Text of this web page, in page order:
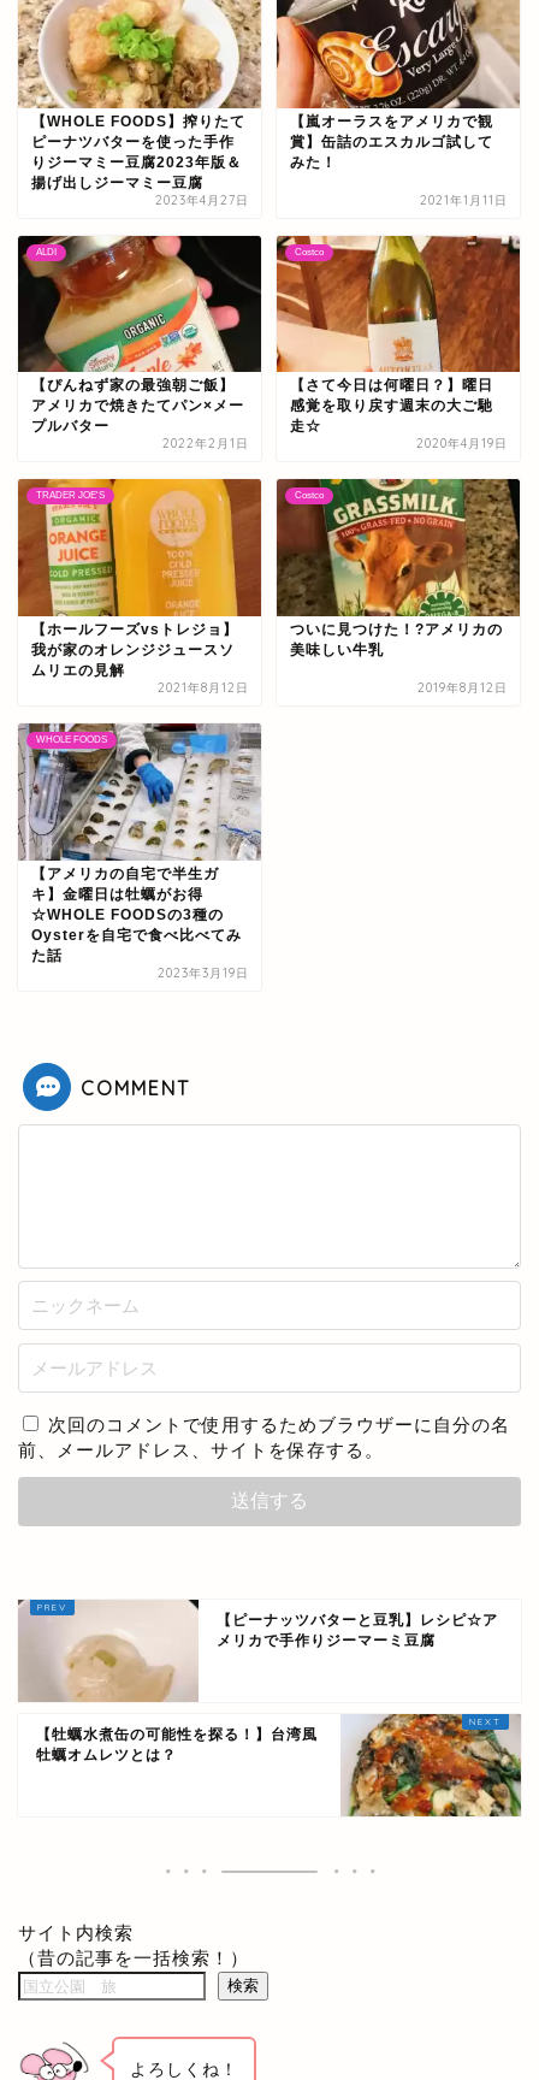
【WHOLE FOODS】搾りたて
ピーナツバターを使った手作
りジーマミー豆腐2023年版＆
揚げ出しジーマミー豆腐
2023年4月27日
【嵐オーラスをアメリカで観
賞】缶詰のエスカルゴ試して
みた！
2021年1月11日
ALDI
【ぴんねず家の最強朝ご飯】
アメリカで焼きたてパン×メー
プルバター
2022年2月1日
Costco
【さて今日は何曜日？】曜日
感覚を取り戻す週末の大ご馳
走☆
2020年4月19日
TRADER JOE'S
【ホールフーズvsトレジョ】
我が家のオレンジジュースソ
ムリエの見解
2021年8月12日
Costco
ついに見つけた！?アメリカの
美味しい牛乳
2019年8月12日
WHOLE FOODS
【アメリカの自宅で半生ガ
キ】金曜日は牡蠣がお得
☆WHOLE FOODSの3種の
Oysterを自宅で食べ比べてみ
た話
2023年3月19日
COMMENT
次回のコメントで使用するためブラウザーに自分の名
前、メールアドレス、サイトを保存する。
【ピーナッツバターと豆乳】レシピ☆ア
メリカで手作りジーマーミ豆腐
【牡蠣水煮缶の可能性を探る！】台湾風
牡蠣オムレツとは？
サイト内検索
（昔の記事を一括検索！）
検索
よろしくね！